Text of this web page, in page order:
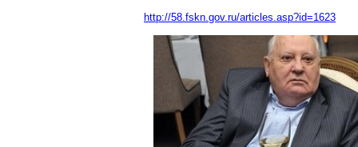
http://58.fskn.gov.ru/articles.asp?id=1623